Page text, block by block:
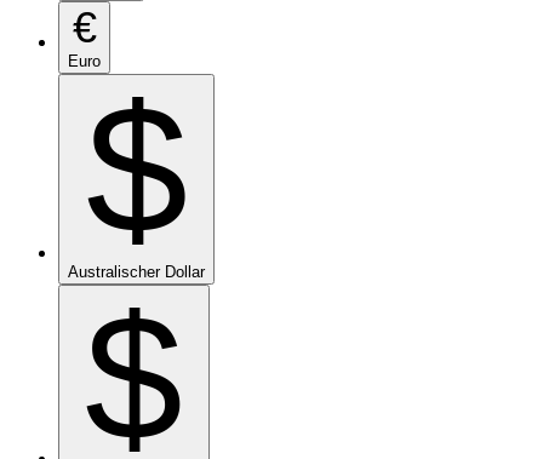
€
Euro
$
Australischer Dollar
$